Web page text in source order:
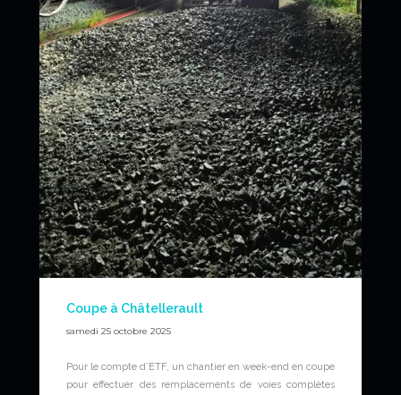
Coupe à Châtellerault
samedi 25 octobre 2025
Pour le compte d’ETF, un chantier en week-end en coupe
pour effectuer des remplacements de voies complètes